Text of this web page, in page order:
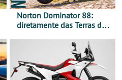
Norton Dominator 88:
diretamente das Terras de